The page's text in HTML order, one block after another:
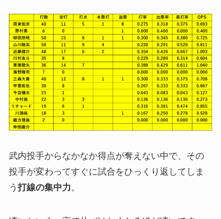
武内投手からなかなか得点が奪えない中で、その
投手が変わってすぐに試合をひっくり返してしま
う打線の集中力。